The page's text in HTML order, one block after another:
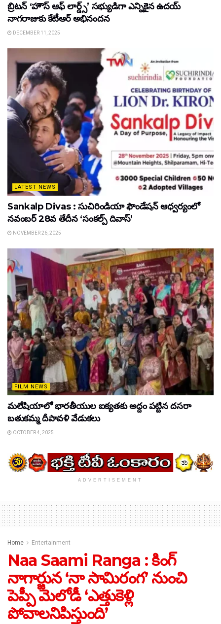
బ్రిటన్ ‘హౌస్ ఆఫ్ లార్డ్స్’ సభ్యుడిగా ఎన్నికైన ఉదయ్
నాగరాజుకు కేటీఆర్ అభినందన
DECEMBER 11, 2025
LATEST NEWS
Sankalp Divas : సుచిరిండియా ఫౌండేషన్ ఆధ్వర్యంలో
నవంబర్ 28వ తేదీన ‘సంకల్ప్ దివాస్’
NOVEMBER 26, 2025
FILM NEWS
మలేషియాలో భారతీయుల ఐక్యతకు అద్దం పట్టిన దసరా
బతుకమ్మ దీపావళి వేడుకలు
OCTOBER 4, 2025
ADVERTISEMENT
Home Entertainment
Naa Saami Ranga : కింగ్
నాగార్జున ‘నా సామిరంగ’ నుంచి
పెప్పీ మెలోడీ ‘ఎత్తుకెళ్లి
పోవాలనిపిస్తుంది’